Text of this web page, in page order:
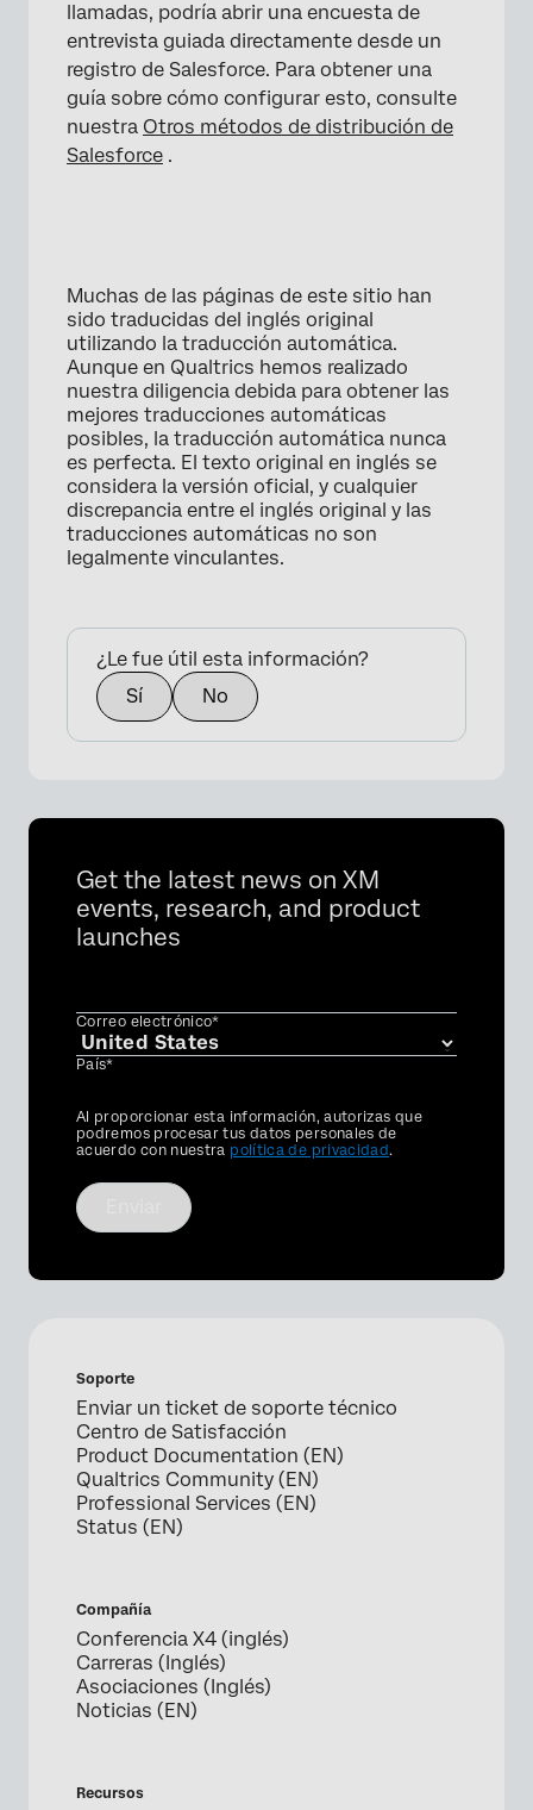
llamadas, podría abrir una encuesta de
entrevista guiada directamente desde un
registro de Salesforce. Para obtener una
guía sobre cómo configurar esto, consulte
nuestra Otros métodos de distribución de
Salesforce .
Muchas de las páginas de este sitio han
sido traducidas del inglés original
utilizando la traducción automática.
Aunque en Qualtrics hemos realizado
nuestra diligencia debida para obtener las
mejores traducciones automáticas
posibles, la traducción automática nunca
es perfecta. El texto original en inglés se
considera la versión oficial, y cualquier
discrepancia entre el inglés original y las
traducciones automáticas no son
legalmente vinculantes.
¿Le fue útil esta información?
Sí
No
Get the latest news on XM
events, research, and product
launches
Correo electrónico*
País*
Privacy
Optin
Al proporcionar esta información, autorizas que
podremos procesar tus datos personales de
acuerdo con nuestra política de privacidad.
Soporte
Enviar un ticket de soporte técnico
Centro de Satisfacción
Product Documentation (EN)
Qualtrics Community (EN)
Professional Services (EN)
Status (EN)
Compañía
Conferencia X4 (inglés)
Carreras (Inglés)
Asociaciones (Inglés)
Noticias (EN)
Recursos